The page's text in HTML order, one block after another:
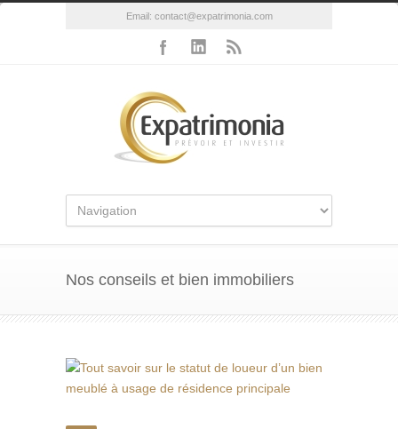
Email: contact@expatrimonia.com
Nos conseils et bien immobiliers